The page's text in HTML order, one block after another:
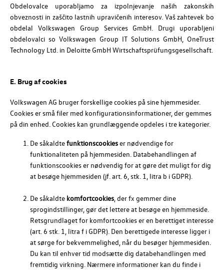
Obdelovalce uporabljamo za izpolnjevanje naših zakonskih
obveznosti in zaščito lastnih upravičenih interesov. Vaš zahtevek bo
obdelal Volkswagen Group Services GmbH. Drugi uporabljeni
obdelovalci so Volkswagen Group IT Solutions GmbH, OneTrust
Technology Ltd. in Deloitte GmbH Wirtschaftsprüfungsgesellschaft.
E. Brug af cookies
Volkswagen AG bruger forskellige cookies på sine hjemmesider.
Cookies er små filer med konfigurationsinformationer, der gemmes
på din enhed. Cookies kan grundlæggende opdeles i tre kategorier.
De såkaldtefunktionscookieser nødvendige for
funktionaliteten på hjemmesiden. Databehandlingen af
funktionscookies er nødvendig for at gøre det muligt for dig
at besøge hjemmesiden (jf. art. 6, stk. 1, litra b i GDPR).
De såkaldte komfortcookies, der fx gemmer dine
sprogindstillinger, gør det lettere at besøge en hjemmeside.
Retsgrundlaget for komfortcookies er en berettiget interesse
(art. 6 stk. 1, litra f i GDPR). Den berettigede interesse ligger i
at sørge for bekvemmelighed, når du besøger hjemmesiden.
Du kan til enhver tid modsætte dig databehandlingen med
fremtidig virkning. Nærmere informationer kan du finde i